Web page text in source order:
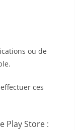
ou de
ces
Play Store :